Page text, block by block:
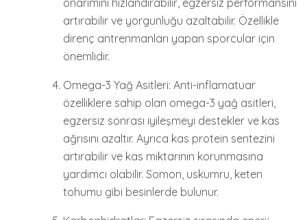
onarımını hızlandırabilir, egzersiz performansını
artırabilir ve yorgunluğu azaltabilir. Özellikle
direnç antrenmanları yapan sporcular için
önemlidir.
Omega-3 Yağ Asitleri: Anti-inflamatuar
özelliklere sahip olan omega-3 yağ asitleri,
egzersiz sonrası iyileşmeyi destekler ve kas
ağrısını azaltır. Ayrıca kas protein sentezini
artırabilir ve kas miktarının korunmasına
yardımcı olabilir. Somon, uskumru, keten
tohumu gibi besinlerde bulunur.